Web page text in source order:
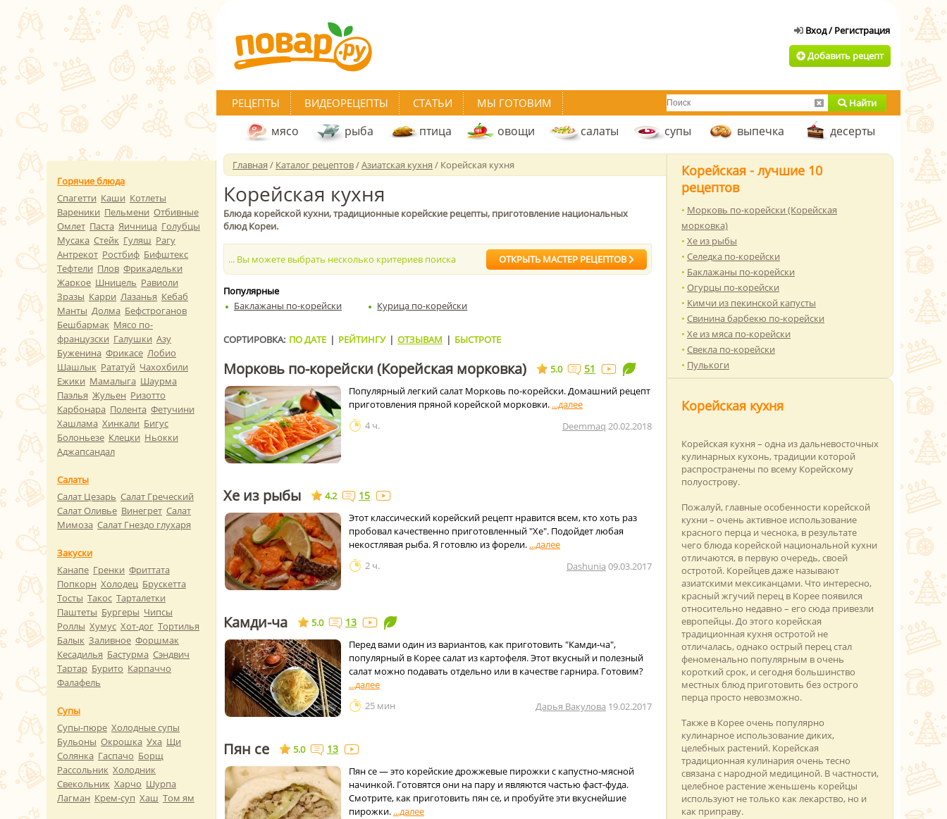
Добавить рецепт
РЕЦЕПТЫ ВИДЕОРЕЦЕПТЫ СТАТЬИ МЫ ГОТОВИМ Найти
мясо рыба птица овощи салаты супы выпечка десерты
Главная / Каталог рецептов/Азиатская кухня / Корейская кухня
Корейская кухня
Блюда корейской кухни, традиционные корейские рецепты, приготовление национальных
блюд Кореи.
... Вы можете выбрать несколько критериев поиска ОТКРЫТЬ МАСТЕР РЕЦЕПТОВ
Популярные
Баклажаны по-корейски
Курица по-корейски
СОРТИРОВКА: ПО ДАТЕ | РЕЙТИНГУ | ОТЗЫВАМ | БЫСТРОТЕ
Морковь по-корейски (Корейская морковка) 5.0 51
Популярный легкий салат Морковь по-корейски. Домашний рецепт
приготовления пряной корейской морковки.
4 ч.
Deemmaq 20.02.2018
Хе из рыбы 4.2 15
Этот классический корейский рецепт нравится всем, кто хоть раз
пробовал качественно приготовленный "Хе". Подойдет любая
некостлявая рыба. Я готовлю из форели.
2 ч.
Dashunia 09.03.2017
Камди-ча 5.0 13
Перед вами один из вариантов, как приготовить "Камди-ча",
популярный в Корее салат из картофеля. Этот вкусный и полезный
салат можно подавать отдельно или в качестве гарнира. Готовим?
25 мин Дарья Вакулова 19.02.2017
Пян се 5.0 13
Пян се — это корейские дрожжевые пирожки с капустно-мясной
начинкой. Готовятся они на пару и являются частью фаст-фуда.
Смотрите, как приготовить пян се, и пробуйте эти вкуснейшие
пирожки.
Корейская - лучшие 10
рецептов
Морковь по-корейски (Корейская
морковка)
Хе из рыбы
Селедка по-корейски
Баклажаны по-корейски
Огурцы по-корейски
Кимчи из пекинской капусты
Свинина барбекю по-корейски
Хе из мяса по-корейски
Свекла по-корейски
Пулькоги
Корейская кухня
Корейская кухня – одна из дальневосточных
кулинарных кухонь, традиции которой
распространены по всему Корейскому
полуострову.
Пожалуй, главные особенности корейской
кухни – очень активное использование
красного перца и чеснока, в результате
чего блюда корейской национальной кухни
отличаются, в первую очередь, своей
остротой. Корейцев даже называют
азиатскими мексиканцами. Что интересно,
красный жгучий перец в Корее появился
относительно недавно – его сюда привезли
европейцы. До этого корейская
традиционная кухня остротой не
отличалась, однако острый перец стал
феноменально популярным в очень
короткий срок, и сегодня большинство
местных блюд приготовить без острого
перца просто невозможно.
Также в Корее очень популярно
кулинарное использование диких,
целебных растений. Корейская
традиционная кулинария очень тесно
связана с народной медициной. В частности,
целебное растение женьшень корейцы
используют не только как лекарство, но и
как приправу.
Горячие блюда
Спагетти Каши Котлеты
Вареники Пельмени Отбивные
Омлет Паста Яичница Голубцы
Мусака Стейк Гуляш Рагу
Антрекот Ростбиф Бифштекс
Тефтели Плов Фрикадельки
Жаркое Шницель Равиоли
Зразы Карри Лазанья Кебаб
Манты Долма Бефстроганов
Бешбармак Мясо по-
французски Галушки Азу
Буженина Фрикасе Лобио
Шашлык Рататуй Чахохбили
Ежики Мамалыга Шаурма
Паэлья Жульен Ризотто
Карбонара Полента Фетучини
Хашлама Хинкали Бигус
Болоньезе Клецки Ньокки
Аджапсандал
Салаты
Салат Цезарь Салат Греческий
Салат Оливье Винегрет Салат
Мимоза Салат Гнездо глухаря
Закуски
Канапе Гренки Фриттата
Попкорн Холодец Брускетта
Тосты Такос Тарталетки
Паштеты Бургеры Чипсы
Роллы Хумус Хот-дог Тортилья
Балык Заливное Форшмак
Кесадилья Бастурма Сэндвич
Тартар Бурито Карпаччо
Фалафель
Супы
Супы-пюре Холодные супы
Бульоны Окрошка Уха Щи
Солянка Гаспачо Борщ
Рассольник Холодник
Свекольник Харчо Шурпа
Лагман Крем-суп Хаш Том ям